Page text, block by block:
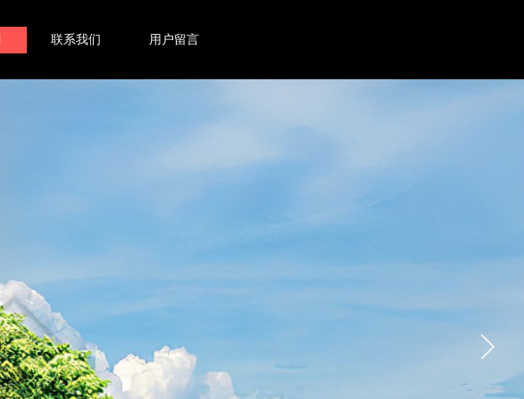
联系我们 用户留言